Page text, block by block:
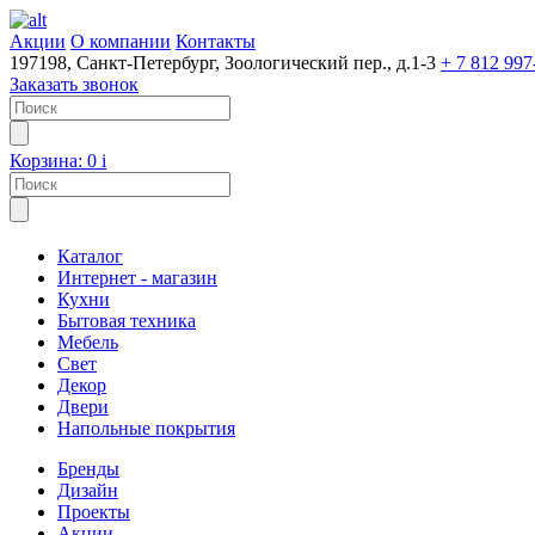
Акции О компании Контакты
197198, Санкт-Петербург, Зоологический пер., д.1-3 + 7 812
Заказать звонок
Корзина: 0 i
Каталог
Интернет - магазин
Кухни
Бытовая техника
Мебель
Свет
Декор
Двери
Напольные покрытия
Бренды
Дизайн
Проекты